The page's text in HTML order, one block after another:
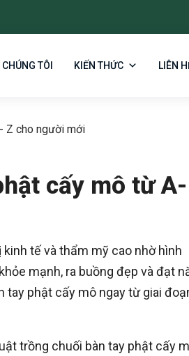
CHÚNG TÔI KIẾN THỨC LIÊN
Z cho người mới
cấy mô từ
tế và thẩm mỹ cao nhờ hình
mạnh, ra buồng đẹp và đạt
tay phật cấy mô ngay từ giai
trồng chuối bàn tay phật cấy